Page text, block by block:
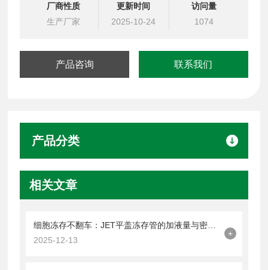
厂商性质
生产厂家
更新时间
2025-10-24
访问量
1074
产品咨询 联系我们
产品分类
相关文章
2025-12-13
+